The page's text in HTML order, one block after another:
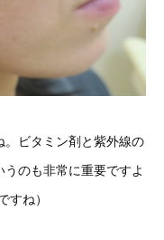
。ビタミン剤と紫外線の
のも非常に重要ですよ
すね）